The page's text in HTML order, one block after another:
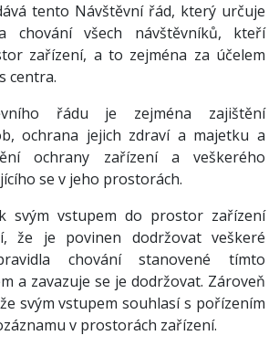
tento Návštěvní řád, který určuje
chování všech návštěvníků, kteří
zařízení, a to zejména za účelem
centra.
řádu je zejména zajištění
ochrana jejich zdraví a majetku a
ochrany zařízení a veškerého
se v jeho prostorách.
svým vstupem do prostor zařízení
že je povinen dodržovat veškeré
chování stanovené tímto
a zavazuje se je dodržovat. Zároveň
svým vstupem souhlasí s pořízením
v prostorách zařízení.